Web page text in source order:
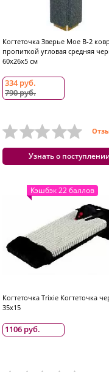
Когтеточка Зверье Мое В-2
пропиткой угловая средняя
60x26x5 см
334 руб.
790 руб.
Узнать о
Кэшбэк 22 баллов
Когтеточка Trixie Когтеточка
35x15
1106 руб.